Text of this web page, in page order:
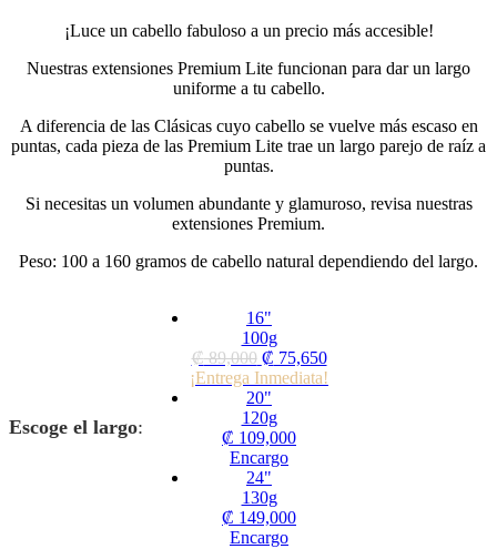
¡Luce un cabello fabuloso a un precio más accesible!
Nuestras extensiones Premium Lite funcionan para dar un largo
uniforme a tu cabello.
A diferencia de las Clásicas cuyo cabello se vuelve más escaso en
puntas, cada pieza de las Premium Lite trae un largo parejo de raíz a
puntas.
Si necesitas un volumen abundante y glamuroso, revisa nuestras
extensiones Premium.
Peso: 100 a 160 gramos de cabello natural dependiendo del largo.
Escoge el largo:
16"
100g
₡89,000 ₡ 75,650
¡Entrega Inmediata!
20"
120g
₡ 109,000
Encargo
24"
130g
₡ 149,000
Encargo